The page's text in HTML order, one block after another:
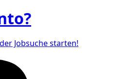
Jobsuche starten!